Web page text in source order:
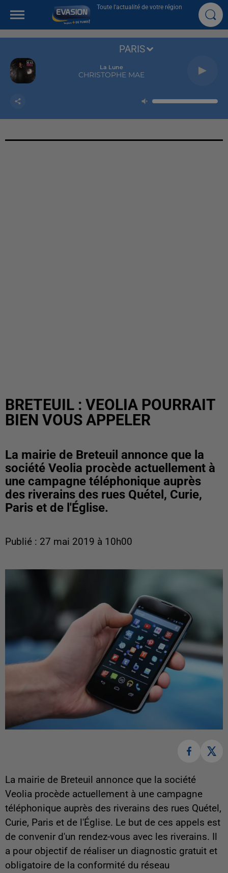
Toute l'actualité de votre région
La Lune
CHRISTOPHE MAE
PARIS
BRETEUIL : VEOLIA POURRAIT
BIEN VOUS APPELER
La mairie de Breteuil annonce que la
société Veolia procède actuellement à
une campagne téléphonique auprès
des riverains des rues Quétel, Curie,
Paris et de l'Église.
Publié : 27 mai 2019 à 10h00
La mairie de Breteuil annonce que la société
Veolia procède actuellement à une campagne
téléphonique auprès des riverains des rues Quétel,
Curie, Paris et de l'Église. Le but de ces appels est
de convenir d'un rendez-vous avec les riverains. Il
a pour objectif de réaliser un diagnostic gratuit et
obligatoire de la conformité du réseau